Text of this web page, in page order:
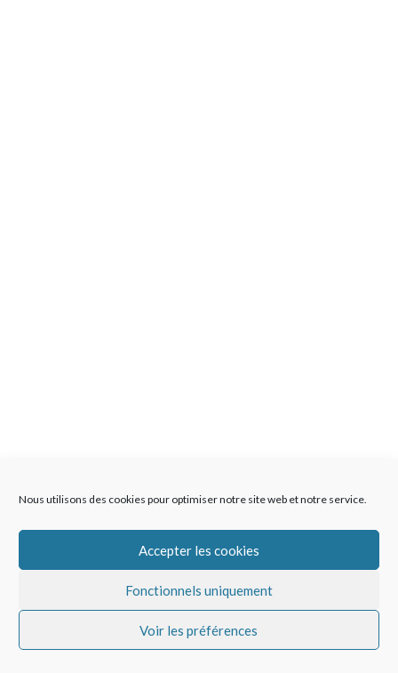
Nous utilisons des cookies pour optimiser notre site web et notre service.
Accepter les cookies
Fonctionnels uniquement
Voir les préférences